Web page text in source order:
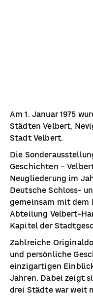
Am 1. Januar 1975
Städten Velbert,
Stadt Velbert.
Die
Geschichten –
Neugliederung im
Deutsche Schloss-
gemeinsam mit dem
Abteilung Velbert-
Kapitel der
Zahlreiche
und persönliche
einzigartigen
Jahren. Dabei zeigt
drei Städte war weit